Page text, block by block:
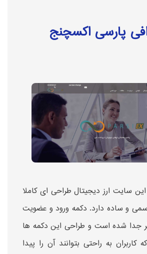
پارسی اکسچنج
سایت ارز دیجیتال طراحی ای کاملا
و ساده دارد. دکمه ورود و عضویت
جدا شده است و طراحی این دکمه ها
به راحتی بتوانند آن را پیدا